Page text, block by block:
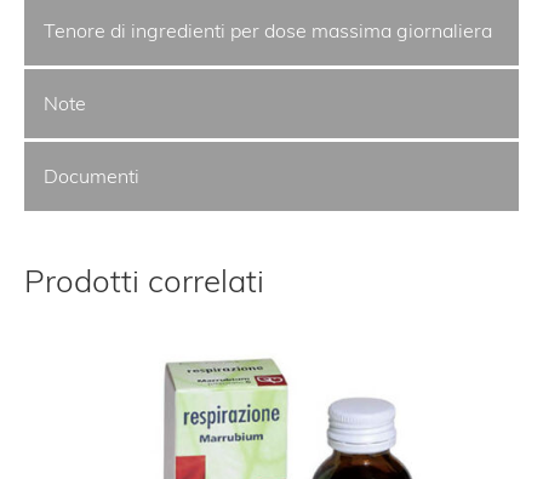
Tenore di ingredienti per dose massima giornaliera
Note
Documenti
Prodotti correlati